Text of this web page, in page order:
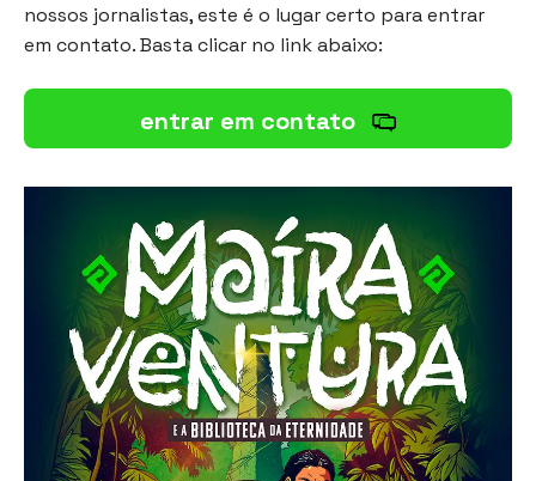
nossos jornalistas, este é o lugar certo para entrar
em contato. Basta clicar no link abaixo:
entrar em contato